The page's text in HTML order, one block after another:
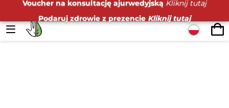
Voucher na konsultację ajurwedyjską Kliknij tutaj
Podaruj zdrowie z prezencie Kliknij tutaj